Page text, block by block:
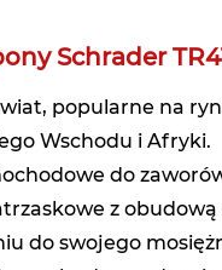
Schrader
popularne na
Wschodu i Afryki.
do
z
do swojego